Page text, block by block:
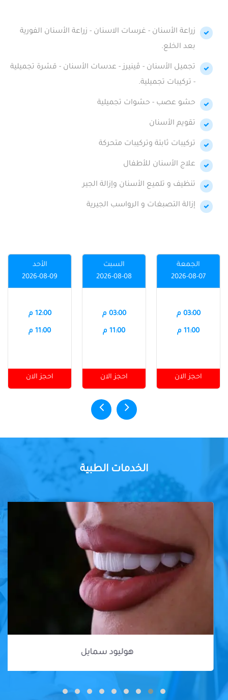
زراعة الأسنان - غرسات الاسنان - زراعة الأسنان الفورية
بعد الخلع.
تجميل الأسنان - ڤينيرز - عدسات الأسنان - قشرة تجميلية
- تركيبات تجميلية.
حشو عصب - حشوات تجميلية
تقويم الأسنان
تركيبات ثابتة وتركيبات متحركة
علاج الأسنان للأطفال
تنظيف و تلميع الأسنان وإزالة الجير
إزالة التصبغات و الرواسب الجيرية
الجمعة
2026-08-07
03:00 م
11:00 م
احجز الان
السبت
2026-08-08
03:00 م
11:00 م
احجز الان
الأحد
2026-08-09
12:00 م
11:00 م
احجز الان
الخدمات الطبية
هوليود سمايل